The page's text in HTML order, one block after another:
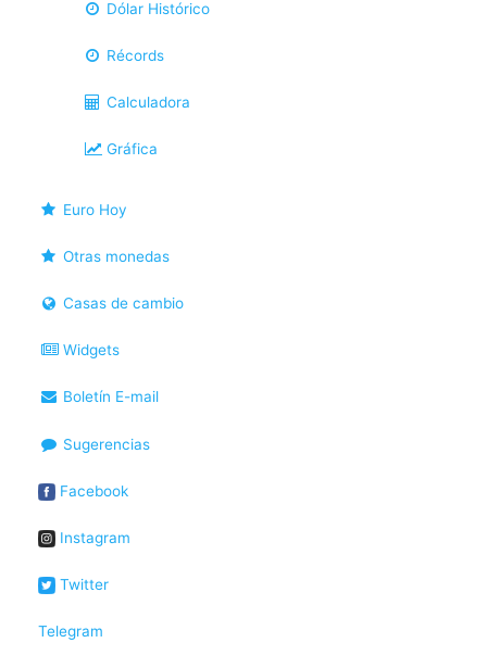
Dólar Histórico
Récords
Calculadora
Gráfica
Euro Hoy
Otras monedas
Casas de cambio
Widgets
Boletín E-mail
Sugerencias
Facebook
Instagram
Twitter
Telegram